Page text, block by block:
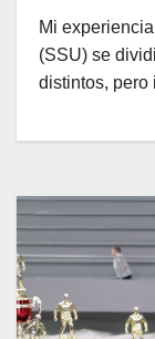
Mi
(SSU) se
distintos,